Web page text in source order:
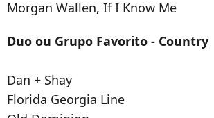
Morgan Wallen, If I Know Me
Duo ou Grupo Favorito - Country
Dan + Shay
Florida Georgia Line